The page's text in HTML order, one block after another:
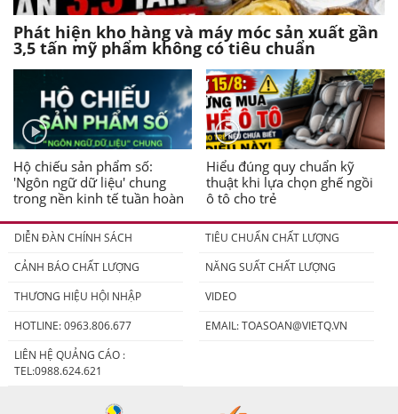
Phát hiện kho hàng và máy móc sản xuất gần
3,5 tấn mỹ phẩm không có tiêu chuẩn
Hộ chiếu sản phẩm số:
'Ngôn ngữ dữ liệu' chung
trong nền kinh tế tuần hoàn
Hiểu đúng quy chuẩn kỹ
thuật khi lựa chọn ghế ngồi
ô tô cho trẻ
DIỄN ĐÀN CHÍNH SÁCH
TIÊU CHUẨN CHẤT LƯỢNG
CẢNH BÁO CHẤT LƯỢNG
NĂNG SUẤT CHẤT LƯỢNG
THƯƠNG HIỆU HỘI NHẬP
VIDEO
HOTLINE: 0963.806.677
EMAIL:TOASOAN@VIETQ.VN
LIÊN HỆ QUẢNG CÁO :
TEL:0988.624.621